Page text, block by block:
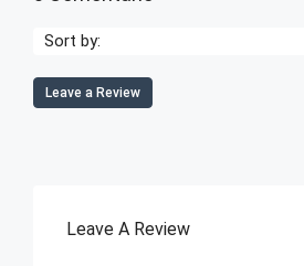
Sort by:
Leave a Review
Leave A Review